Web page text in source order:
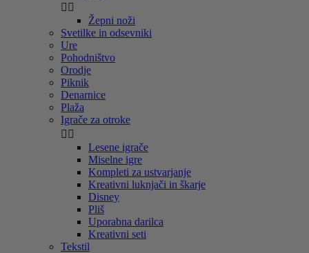
 
Žepni noži
Svetilke in odsevniki
Ure
Pohodništvo
Orodje
Piknik
Denarnice
Plaža
Igrače za otroke
 
Lesene igrače
Miselne igre
Kompleti za ustvarjanje
Kreativni luknjači in škarje
Disney
Pliš
Uporabna darilca
Kreativni seti
Tekstil